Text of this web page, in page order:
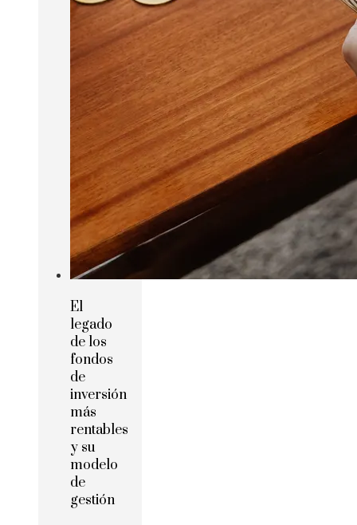
El
legado
de los
fondos
de
inversión
más
rentables
y su
modelo
de
gestión